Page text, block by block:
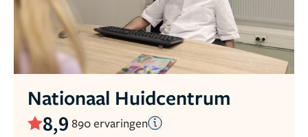
Nationaal Huidcentrum
8,9 890 ervaringen